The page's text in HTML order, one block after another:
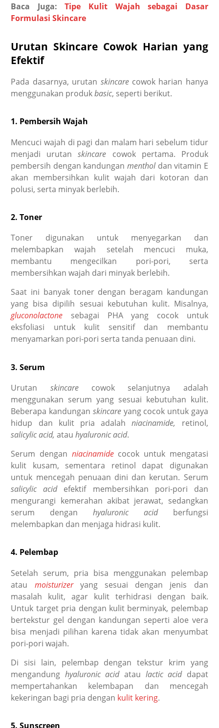
Baca Juga:Tipe Kulit Wajah sebagai Dasar
Formulasi Skincare
Urutan Skincare Cowok Harian yang
Efektif
Pada dasarnya, urutan skincarecowokharian hanya
menggunakan produkbasic, seperti berikut.
1. Pembersih Wajah
Mencuci wajah di pagi dan malam hari sebelum tidur
menjadi urutanskincare cowokpertama. Produk
pembersih dengan kandungan mentholdan vitamin E
akan membersihkan kulit wajah dari kotoran dan
polusi, serta minyak berlebih.
2. Toner
Toner digunakan untuk menyegarkan dan
melembapkan wajah setelah mencuci muka,
membantu mengecilkan pori-pori, serta
membersihkan wajah dari minyak berlebih.
Saat ini banyak toner dengan beragam kandungan
yang bisa dipilih sesuai kebutuhan kulit. Misalnya,
gluconolactone sebagai PHA yang cocok untuk
eksfoliasi untuk kulit sensitif dan membantu
menyamarkan pori-pori serta tanda penuaan dini.
3. Serum
Urutan skincarecowok selanjutnya adalah
menggunakan serum yang sesuai kebutuhan kulit.
Beberapa kandungan skincare yang cocok untuk gaya
hidup dan kulit pria adalahniacinamide, retinol,
salicylic acid,atauhyaluronic acid.
Serum dengan niacinamidecocok untuk mengatasi
kulit kusam, sementara retinol dapat digunakan
untuk mencegah penuaan dini dan kerutan. Serum
salicylic acid efektif membersihkan pori-pori dan
mengurangi kemerahan akibat jerawat, sedangkan
serum dengan hyaluronic acid berfungsi
melembapkan dan menjaga hidrasi kulit.
4. Pelembap
Setelah serum, pria bisa menggunakan pelembap
atau moisturizer yang sesuai dengan jenis dan
masalah kulit, agar kulit terhidrasi dengan baik.
Untuk target pria dengan kulit berminyak, pelembap
bertekstur gel dengan kandungan seperti aloe vera
bisa menjadi pilihan karena tidak akan menyumbat
pori-pori wajah.
Di sisi lain, pelembap dengan tekstur krim yang
mengandung hyaluronic acidatau lactic acid dapat
mempertahankan kelembapan dan mencegah
kekeringan bagi pria dengan kulit kering.
5. Sunscreen